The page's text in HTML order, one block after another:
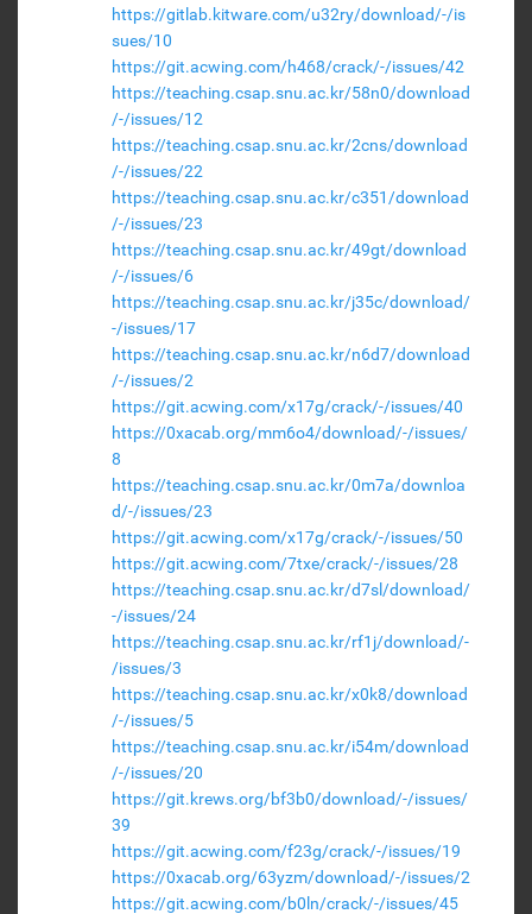
https://gitlab.kitware.com/u32ry/download/-/is
sues/10
https://git.acwing.com/h468/crack/-/issues/42
https://teaching.csap.snu.ac.kr/58n0/download
/-/issues/12
https://teaching.csap.snu.ac.kr/2cns/download
/-/issues/22
https://teaching.csap.snu.ac.kr/c351/download
/-/issues/23
https://teaching.csap.snu.ac.kr/49gt/download
/-/issues/6
https://teaching.csap.snu.ac.kr/j35c/download/
-/issues/17
https://teaching.csap.snu.ac.kr/n6d7/download
/-/issues/2
https://git.acwing.com/x17g/crack/-/issues/40
https://0xacab.org/mm6o4/download/-/issues/
8
https://teaching.csap.snu.ac.kr/0m7a/downloa
d/-/issues/23
https://git.acwing.com/x17g/crack/-/issues/50
https://git.acwing.com/7txe/crack/-/issues/28
https://teaching.csap.snu.ac.kr/d7sl/download/
-/issues/24
https://teaching.csap.snu.ac.kr/rf1j/download/-
/issues/3
https://teaching.csap.snu.ac.kr/x0k8/download
/-/issues/5
https://teaching.csap.snu.ac.kr/i54m/download
/-/issues/20
https://git.krews.org/bf3b0/download/-/issues/
39
https://git.acwing.com/f23g/crack/-/issues/19
https://0xacab.org/63yzm/download/-/issues/2
https://git.acwing.com/b0ln/crack/-/issues/45